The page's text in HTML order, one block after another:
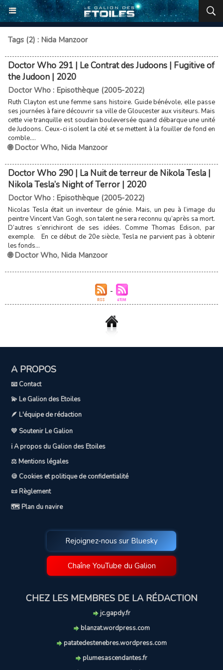
Tags (2) : Nida Manzoor
Doctor Who 291 | Le Contrat des Judoons | Fugitive of
the Judoon | 2020
Doctor Who : Episothèque (2005-2022)
Ruth Clayton est une femme sans histoire. Guide bénévole, elle passe
ses journées à faire découvrir sa ville de Gloucester aux visiteurs. Mais
cette vie tranquille est soudain bouleversée quand débarque une unité
de Judoons. Ceux-ci isolent la cité et se mettent à la fouiller de fond en
comble....
🌐 Doctor Who, Nida Manzoor
Doctor Who 290 | La Nuit de terreur de Nikola Tesla |
Nikola Tesla’s Night of Terror | 2020
Doctor Who : Episothèque (2005-2022)
Nicolas Tesla était un inventeur de génie. Mais, un peu à l’image du
peintre Vincent Van Gogh, son talent ne sera reconnu qu’après sa mort.
D’autres s’enrichiront de ses idées. Comme Thomas Edison, par
exemple. En ce début de 20e siècle, Tesla ne parvient pas à obtenir
les fonds...
🌐 Doctor Who, Nida Manzoor
A PROPOS
📧 Contact
💫 Le Galion des Etoiles
🪶 L'équipe de rédaction
💛 Soutenir Le Galion
ℹ️ A propos du Galion des Etoiles
⚖️ Mentions légales
🍪 Cookies et politique de confidentialité
📜 Règlement
🗺️ Plan du navire
Rejoignez-nous sur Bluesky
Chaîne YouTube du Galion
CHEZ LES MEMBRES DE LA RÉDACTION
jc.gapdy.fr
blanzat.wordpress.com
patatedestenebres.wordpress.com
plumesascendantes.fr